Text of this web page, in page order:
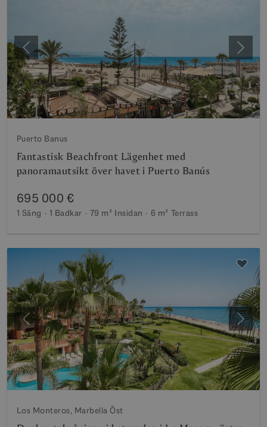
Föregående Nästa
Puerto Banus
Fantastisk Beachfront Lägenhet med
panoramautsikt över havet i Puerto Banús
695 000 €
1 Säng 1 Badkar 79 m² Insidan 6 m² Terrass
Föregående Nästa
Los Monteros, Marbella Öst